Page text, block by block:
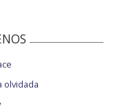
olvidada